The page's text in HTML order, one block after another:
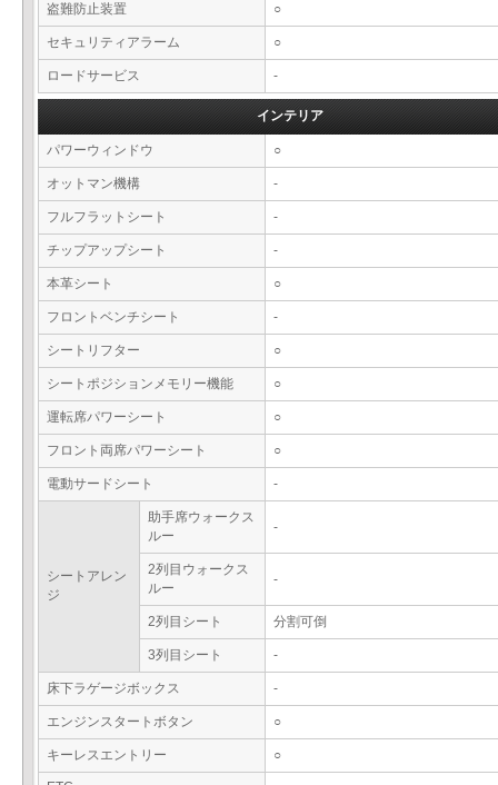
盗難防止装置 ○
セキュリティアラーム ○
ロードサービス -
インテリア
パワーウィンドウ ○
オットマン機構 -
フルフラットシート -
チップアップシート -
本革シート ○
フロントベンチシート -
シートリフター ○
シートポジションメモリー機能 ○
運転席パワーシート ○
フロント両席パワーシート ○
電動サードシート -
シートアレン
ジ
助手席ウォークス
ルー
-
2列目ウォークス
ルー
-
2列目シート 分割可倒
3列目シート -
床下ラゲージボックス -
エンジンスタートボタン ○
キーレスエントリー ○